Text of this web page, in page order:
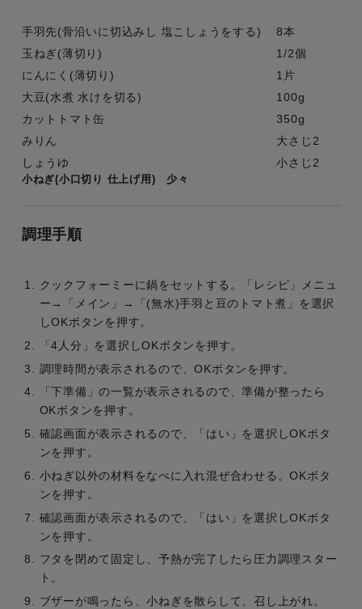
手羽先(骨沿いに切込みし 塩こしょうをする)
8本
玉ねぎ(薄切り)
1/2個
にんにく(薄切り)
1片
大豆(水煮 水けを切る)
100g
カットトマト缶
350g
みりん
大さじ2
しょうゆ
小さじ2
小ねぎ(小口切り 仕上げ用) 少々
調理手順
クックフォーミーに鍋をセットする。「レシピ」メニュ
ー→「メイン」→「(無水)手羽と豆のトマト煮」を選択
しOKボタンを押す。
「4人分」を選択しOKボタンを押す。
調理時間が表示されるので、OKボタンを押す。
「下準備」の一覧が表示されるので、準備が整ったら
OKボタンを押す。
確認画面が表示されるので、「はい」を選択しOKボタ
ンを押す。
小ねぎ以外の材料をなべに入れ混ぜ合わせる。OKボタ
ンを押す。
確認画面が表示されるので、「はい」を選択しOKボタ
ンを押す。
フタを閉めて固定し、予熱が完了したら圧力調理スター
ト。
ブザーが鳴ったら、小ねぎを散らして、召し上がれ。